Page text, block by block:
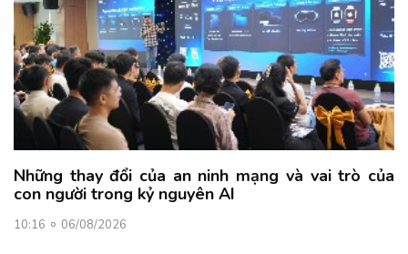
Những thay đổi của an ninh mạng và vai trò của
con người trong kỷ nguyên AI
10:16 06/08/2026